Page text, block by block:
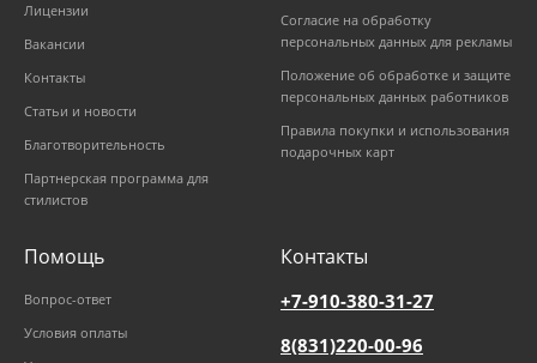
Лицензии
Вакансии
Контакты
Статьи и новости
Благотворительность
Партнерская программа для
стилистов
Согласие на обработку
персональных данных для рекламы
Положение об обработке и защите
персональных данных работников
Правила покупки и использования
подарочных карт
Помощь
Вопрос-ответ
Условия оплаты
Контакты
+7-910-380-31-27
8(831)220-00-96